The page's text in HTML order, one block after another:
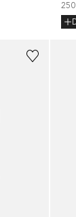
250